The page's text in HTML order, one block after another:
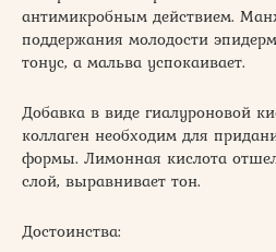
антимикробным действием.
поддержания молодости
тонус, а мальва успокаивает.
Добавка в виде гиалуроновой
коллаген необходим для
формы. Лимонная кислота
слой, выравнивает тон.
Достоинства: